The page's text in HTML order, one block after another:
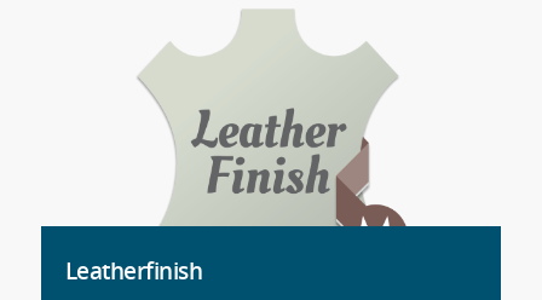
Leatherfinish